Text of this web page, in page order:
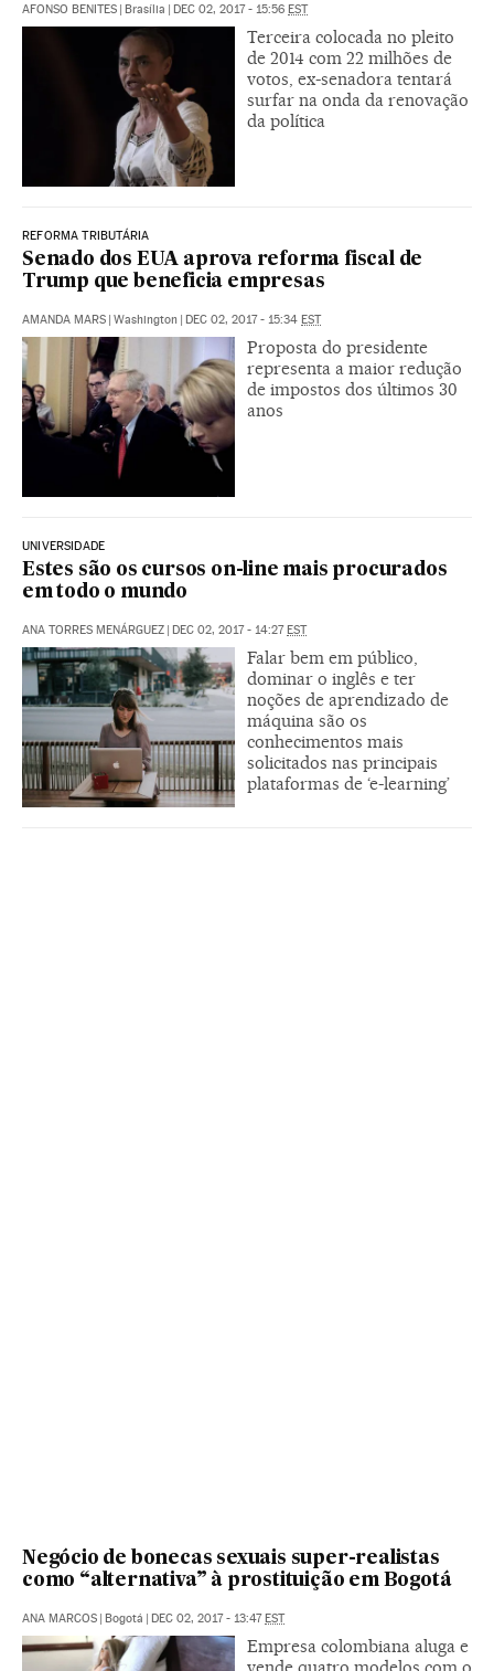
AFONSO BENITES Brasília DEC 02, 2017 - 15:56 EST
Terceira colocada no pleito
de 2014 com 22 milhões de
votos, ex-senadora tentará
surfar na onda da renovação
da política
REFORMA TRIBUTÁRIA
Senado dos EUA aprova reforma fiscal de
Trump que beneficia empresas
AMANDA MARS | Washington | DEC 02, 2017 - 15:34 EST
Proposta do presidente
representa a maior redução
de impostos dos últimos 30
anos
UNIVERSIDADE
Estes são os cursos on-line mais procurados
em todo o mundo
ANA TORRES MENÁRGUEZ | DEC 02, 2017 - 14:27EST
Falar bem em público,
dominar o inglês e ter
noções de aprendizado de
máquina são os
conhecimentos mais
solicitados nas principais
plataformas de ‘e-learning’
Negócio de bonecas sexuais super-realistas
como “alternativa” à prostituição em Bogotá
ANA MARCOS | Bogotá | DEC 02, 2017 - 13:47EST
Empresa colombiana aluga e